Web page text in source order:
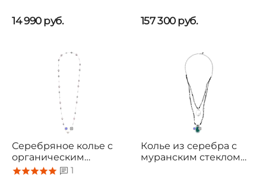
Aura Blue
14 990 руб. 157 300 руб.
Серебряное колье с
органическим
жемчугом
1
Колье из серебра с
муранским стеклом